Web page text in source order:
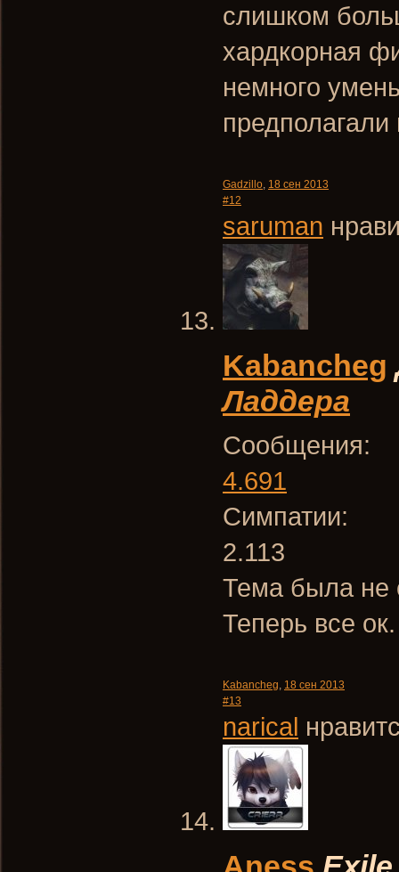
слишком
хардкорная
немного
предполагали
Gadzillo, 18 сен 2013
#12
saruman
Kabancheg
Ладдера
Сообщения:
4.691
Симпатии:
2.113
Тема была не
Теперь все ок.
Kabancheg, 18 сен 2013
#13
narical